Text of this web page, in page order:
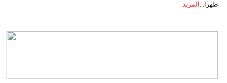
طهرا... المزيد